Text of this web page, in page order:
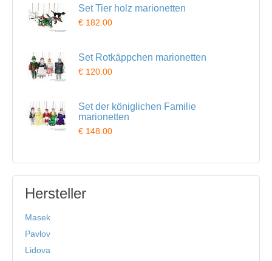
Set Tier holz marionetten
€ 182.00
Set Rotkäppchen marionetten
€ 120.00
Set der königlichen Familie
marionetten
€ 148.00
Hersteller
Masek
Pavlov
Lidova